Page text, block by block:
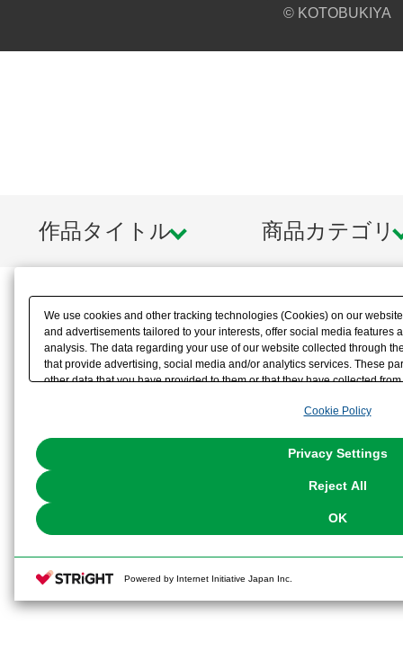
© KOTOBUKIYA
作品タイトル 商品カテゴリ
We use cookies and other tracking technologies (Cookies) on our
and advertisements tailored to your interests, offer social media features
analysis. The data regarding your use of our website collected through
that provide advertising, social media and/or analytics services. These
other data that you have provided to them or that they have collected
the use of all Cookies except for Strictly Necessary Cookies, please
You can change your consent or rejection settings at any time via
Cookie Policy
Privacy Settings
Reject All
OK
Powered by Internet Initiative Japan Inc.